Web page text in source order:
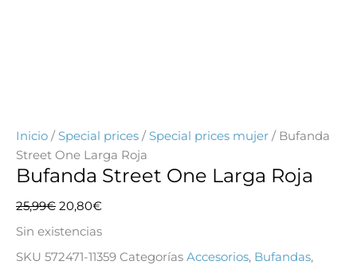
Inicio / Special prices / Special prices mujer / Bufanda
Street One Larga Roja
Bufanda Street One Larga Roja
25,99€ El
precio
20,80€El
Sin existencias
SKU 572471-11359 Categorías Accesorios, Bufandas,